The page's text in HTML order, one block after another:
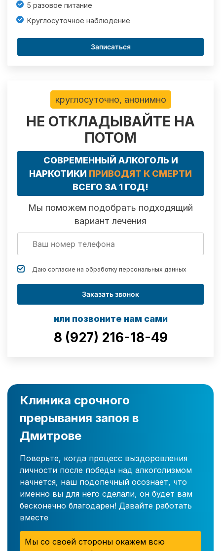
5 разовое питание
Круглосуточное наблюдение
Записаться
круглосуточно, анонимно
НЕ ОТКЛАДЫВАЙТЕ НА
ПОТОМ
СОВРЕМЕННЫЙ АЛКОГОЛЬ И
НАРКОТИКИ ПРИВОДЯТ К СМЕРТИ
ВСЕГО ЗА 1 ГОД!
Мы поможем подобрать подходящий
вариант лечения
Даю согласие на обработку персональных данных
Заказать звонок
или позвоните нам сами
8 (927) 216-18-49
Клиника срочного
прерывания запоя в
Дмитрове
Поверьте, когда процесс выздоровления
личности после победы над алкоголизмом
начнется, наш подопечный осознает, что
именно вы для него сделали, он будет вам
бесконечно благодарен! Давайте работать
вместе
Мы со своей стороны окажем всю